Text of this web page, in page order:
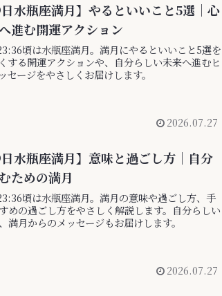
水瓶座満月】やるといいこと5選｜心
進む開運アクション
頃は水瓶座満月。満月にやるといいこと5選を
する開運アクションや、自分らしい未来へ進むヒ
セージをやさしくお届けします。
2026.07.27
水瓶座満月】意味と過ごし方｜自分
ための満月
頃は水瓶座満月。満月の意味や過ごし方、手
めの過ごし方をやさしく解説します。自分らしい
満月からのメッセージもお届けします。
2026.07.27